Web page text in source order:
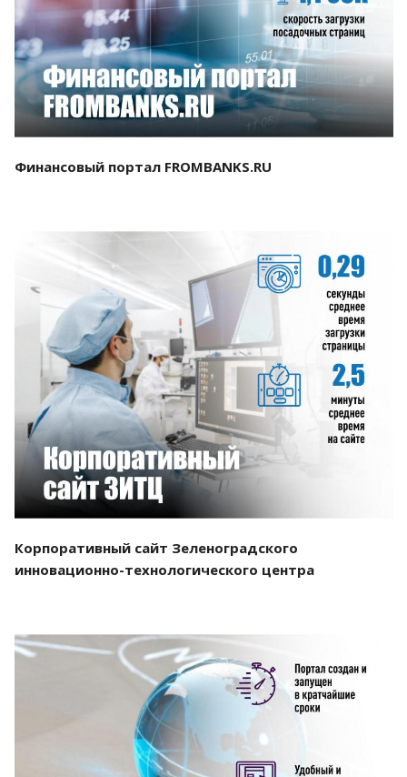
Смотреть проект
Финансовый портал FROMBANKS.RU
Смотреть проект
Корпоративный сайт Зеленоградского
инновационно-технологического центра